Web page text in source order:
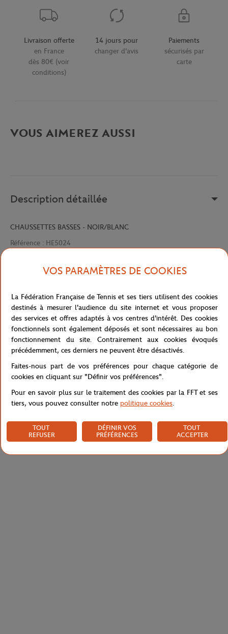
Livraison offerte
en France
dès 80€ (voir
conditions)
14 jours pour
changer d'avis
Paiements
sécurisés par
carte
VOUS AIMEREZ AUSSI
Description détaillée
CHAUSSETTES BASSES - NOIR/BLANC
Référence : HE5024
Livraison et retours
VOS PARAMÈTRES DE COOKIES
La Fédération Française de Tennis et ses tiers utilisent des cookies
destinés à mesurer l'audience du site internet et vous proposer
des services et offres adaptés à vos centres d'intérêt. Des cookies
fonctionnels sont également déposés et sont nécessaires au bon
fonctionnement du site. Contrairement aux cookies évoqués
précédemment, ces derniers ne peuvent être désactivés.
Faites-nous part de vos préférences pour chaque catégorie de
cookies en cliquant sur "Définir vos préférences".
Pour en savoir plus sur le traitement des cookies par la FFT et ses
tiers, vous pouvez consulter notre politique cookies.
TOUT
REFUSER
DÉFINIR VOS
PRÉFÉRENCES
TOUT
ACCEPTER